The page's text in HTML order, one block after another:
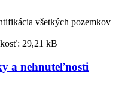
všetkých pozemkov
29,21 kB
a nehnuteľnosti